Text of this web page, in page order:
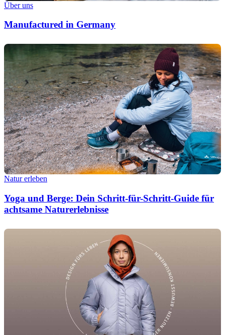
Über uns
Manufactured in Germany
Natur erleben
Yoga und Berge: Dein Schritt-für-Schritt-Guide für
achtsame Naturerlebnisse